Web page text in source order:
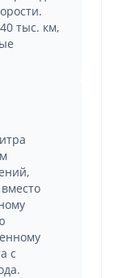
тыс. км,
с